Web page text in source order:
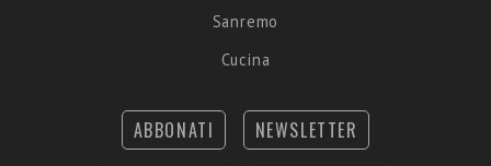
Sanremo
Cucina
ABBONATI NEWSLETTER